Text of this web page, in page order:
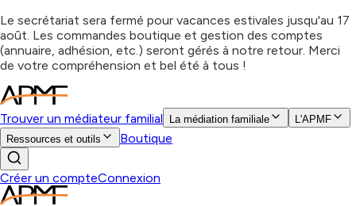
Le secrétariat sera fermé pour vacances estivales jusqu'au 17
août. Les commandes boutique et gestion des comptes
(annuaire, adhésion, etc.) seront gérés à notre retour. Merci
de votre compréhension et bel été à tous !
Trouver un médiateur familial La médiation familiale
L'APMF
Ressources et outils
Boutique
Créer un compteConnexion